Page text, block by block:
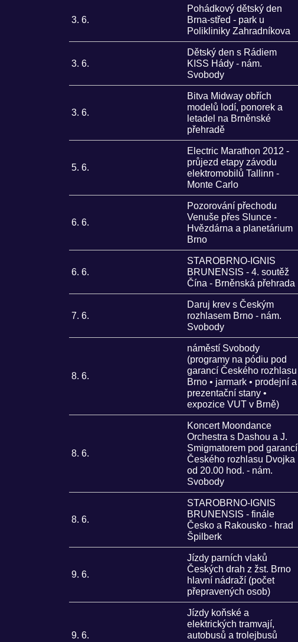
3. 6.
Pohádkový dětský den
Brna-střed - park u
Polikliniky Zahradníkova
3. 6.
Dětský den s Rádiem
KISS Hády - nám.
Svobody
3. 6.
Bitva Midway obřích
modelů lodí, ponorek a
letadel na Brněnské
přehradě
5. 6.
Electric Marathon 2012 -
průjezd etapy závodu
elektromobilů Tallinn -
Monte Carlo
6. 6.
Pozorování přechodu
Venuše přes Slunce -
Hvězdárna a planetárium
Brno
6. 6.
STAROBRNO-IGNIS
BRUNENSIS - 4. soutěž
Čína - Brněnská přehrada
7. 6.
Daruj krev s Českým
rozhlasem Brno - nám.
Svobody
8. 6.
náměstí Svobody
(programy na pódiu pod
garancí Českého rozhlasu
Brno • jarmark • prodejní a
prezentační stany •
expozice VUT v Brně)
8. 6.
Koncert Moondance
Orchestra s Dashou a J.
Smigmatorem pod garancí
Českého rozhlasu Dvojka
od 20.00 hod. - nám.
Svobody
8. 6.
STAROBRNO-IGNIS
BRUNENSIS - finále
Česko a Rakousko - hrad
Špilberk
9. 6.
Jízdy parních vlaků
Českých drah z žst. Brno
hlavní nádraží (počet
přepravených osob)
9. 6.
Jízdy koňské a
elektrických tramvají,
autobusů a trolejbusů